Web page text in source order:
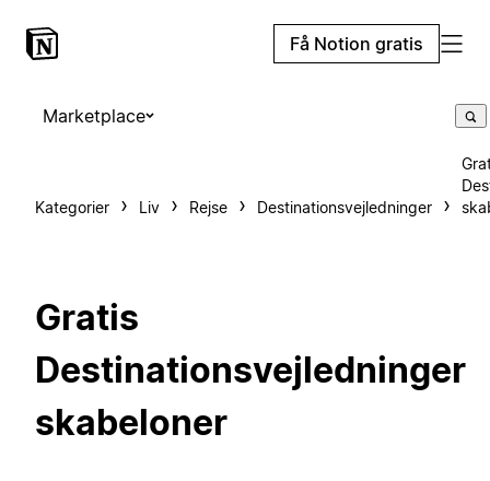
Få Notion gratis
Marketplace
Kategorier Liv Rejse Destinationsvejledninger
Gratis
Destinationsvejledninger
skabeloner